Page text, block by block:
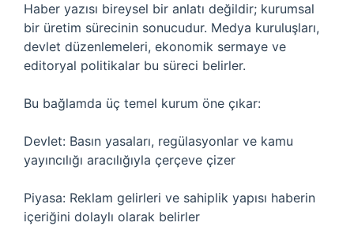
Haber yazısı bireysel bir anlatı değildir; kurumsal
bir üretim sürecinin sonucudur. Medya kuruluşları,
devlet düzenlemeleri, ekonomik sermaye ve
editoryal politikalar bu süreci belirler.
Bu bağlamda üç temel kurum öne çıkar:
Devlet: Basın yasaları, regülasyonlar ve kamu
yayıncılığı aracılığıyla çerçeve çizer
Piyasa: Reklam gelirleri ve sahiplik yapısı haberin
içeriğini dolaylı olarak belirler